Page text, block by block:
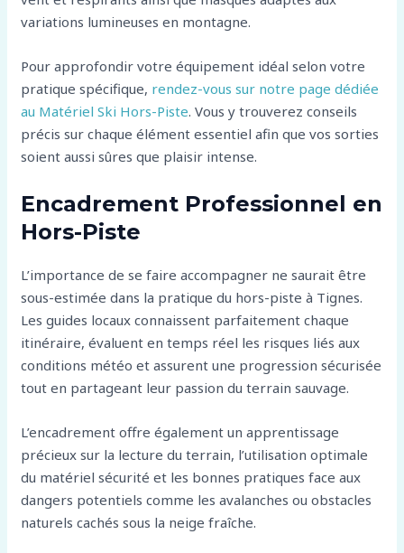
variations lumineuses en montagne.
Pour approfondir votre équipement idéal selon votre
pratique spécifique, rendez-vous sur notre page dédiée
au Matériel Ski Hors-Piste. Vous y trouverez conseils
précis sur chaque élément essentiel afin que vos sorties
soient aussi sûres que plaisir intense.
Encadrement Professionnel en
Hors-Piste
L’importance de se faire accompagner ne saurait être
sous-estimée dans la pratique du hors-piste à Tignes.
Les guides locaux connaissent parfaitement chaque
itinéraire, évaluent en temps réel les risques liés aux
conditions météo et assurent une progression sécurisée
tout en partageant leur passion du terrain sauvage.
L’encadrement offre également un apprentissage
précieux sur la lecture du terrain, l’utilisation optimale
du matériel sécurité et les bonnes pratiques face aux
dangers potentiels comme les avalanches ou obstacles
naturels cachés sous la neige fraîche.